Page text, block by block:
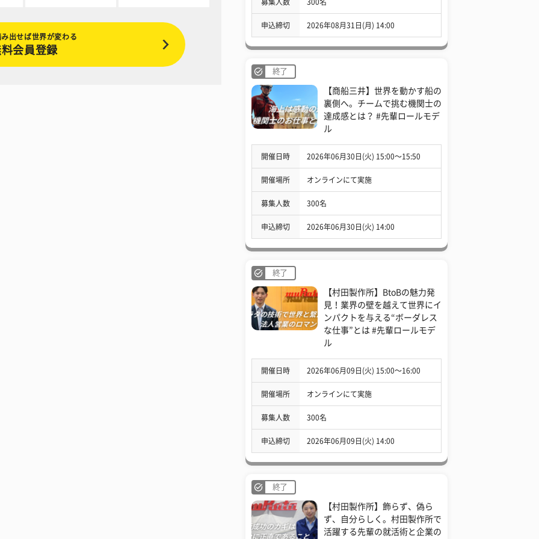
出せば世界が変わる
会員登録
募集人数 300名
申込締切 2026年08月31日(月) 14:00
終了
【商船三井】世界を動かす船の
裏側へ。チームで挑む機関士の
達成感とは？ #先輩ロールモデ
ル
開催日時 2026年06月30日(火) 15:00〜15:50
開催場所 オンラインにて実施
募集人数 300名
申込締切 2026年06月30日(火) 14:00
終了
【村田製作所】BtoBの魅力発
見！業界の壁を越えて世界にイ
ンパクトを与える“ボーダレス
な仕事”とは #先輩ロールモデ
ル
開催日時 2026年06月09日(火) 15:00〜16:00
開催場所 オンラインにて実施
募集人数 300名
申込締切 2026年06月09日(火) 14:00
終了
【村田製作所】飾らず、偽ら
ず、自分らしく。村田製作所で
活躍する先輩の就活術と企業の